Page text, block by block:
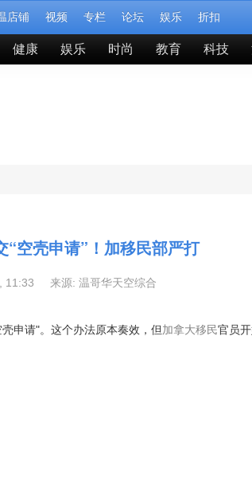
店铺 视频 专栏 论坛 娱乐 折扣
健康 娱乐 时尚 教育 科技
“空壳申请”！加移民部严打
11:33 来源: 温哥华天空综合
申请"。这个办法原本奏效，但加拿大移民官员